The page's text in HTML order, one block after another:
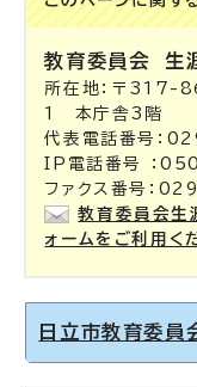
教育委員会 生
所在地：〒317-
1 本庁舎3階
代表電話番号：
IP電話番号 ：
ファクス番号：
教育委員会生
ォームをご利用く
日立市教育委員